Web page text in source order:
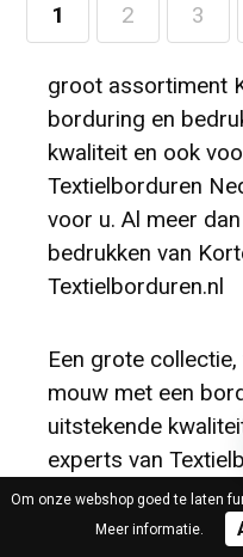
1 2 3
groot assortiment
borduring en
kwaliteit en ook
Textielborduren
voor u. Al meer
bedrukken van
Textielborduren.nl
Een grote
mouw met een
uitstekende
experts van
hebben deze voor
verzorgen wij
Om onze webshop goed te laten
Meer informatie